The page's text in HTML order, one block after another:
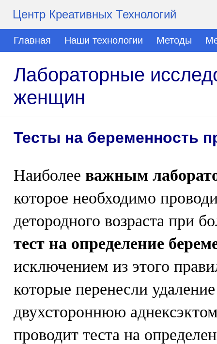
Центр Креативных Технологий
Главная Наши технологии Методы
Лабораторные
женщин
Тесты на беременность
Наиболее важным
которое необходимо
детородного возраста при
тест на определение
исключением из этого
которые перенесли
двухстороннюю
проводит теста на